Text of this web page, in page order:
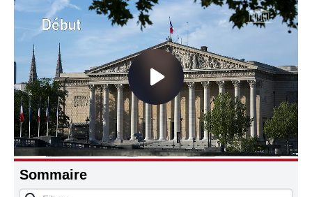
Autres
Sommaire
Audition de M. Guillaume Prévost, secrétaire
général de l’enseignement catholique
M. Alexandre Portier, président
M. Guillaume Prévost, secrétaire général de
l’enseignement catholique
Questions des représentants des groupes
M. Roger Chudeau
Mme Graziella Melchior
Mme Florence Herouin-Léautey